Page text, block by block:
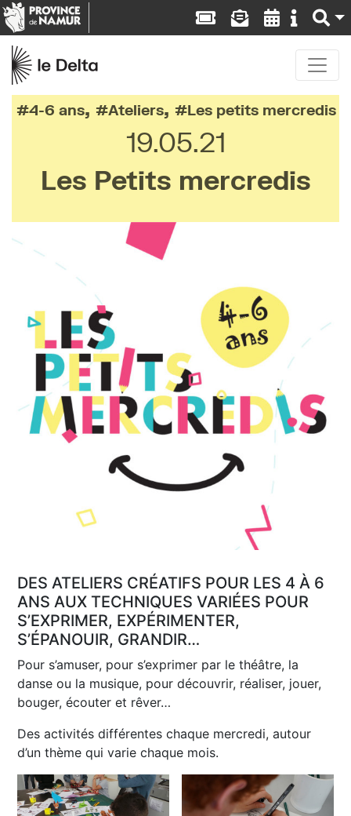
4-6 ans, Ateliers, Les petits mercredis
19.05.21
Les Petits mercredis
DES ATELIERS CRÉATIFS POUR LES 4 À 6
ANS AUX TECHNIQUES VARIÉES POUR
S’EXPRIMER, EXPÉRIMENTER,
S’ÉPANOUIR, GRANDIR…
Pour s’amuser, pour s’exprimer par le théâtre, la
danse ou la musique, pour découvrir, réaliser, jouer,
bouger, écouter et rêver…
Des activités différentes chaque mercredi, autour
d’un thème qui varie chaque mois.